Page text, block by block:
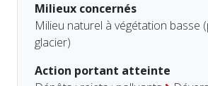
Milieux concernés
Milieu naturel à végétation basse
glacier)
Action portant atteinte